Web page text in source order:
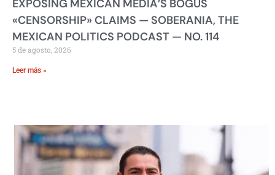
EXPOSING MEXICAN MEDIA’S BOGUS
«CENSORSHIP» CLAIMS — SOBERANIA, THE
MEXICAN POLITICS PODCAST — NO. 114
5 de agosto, 2026
Leer más »